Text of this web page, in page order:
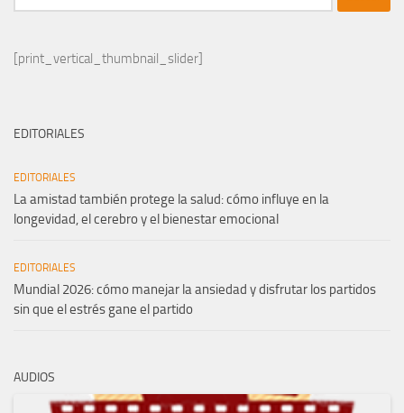
[print_vertical_thumbnail_slider]
EDITORIALES
EDITORIALES
La amistad también protege la salud: cómo influye en la
longevidad, el cerebro y el bienestar emocional
EDITORIALES
Mundial 2026: cómo manejar la ansiedad y disfrutar los partidos
sin que el estrés gane el partido
AUDIOS